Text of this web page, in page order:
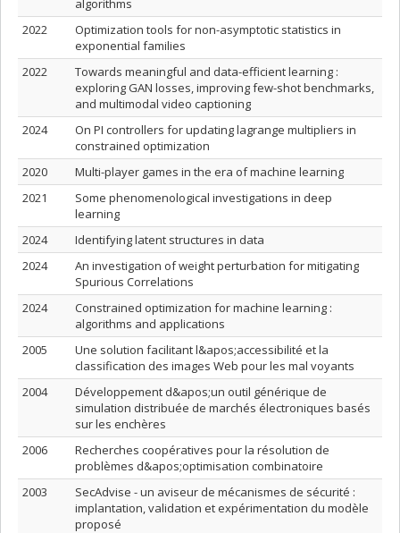
algorithms
2022
Optimization tools for non-asymptotic statistics in
exponential families
2022
Towards meaningful and data-efficient learning :
exploring GAN losses, improving few-shot benchmarks,
and multimodal video captioning
2024
On PI controllers for updating lagrange multipliers in
constrained optimization
2020
Multi-player games in the era of machine learning
2021
Some phenomenological investigations in deep
learning
2024
Identifying latent structures in data
2024
An investigation of weight perturbation for mitigating
Spurious Correlations
2024
Constrained optimization for machine learning :
algorithms and applications
2005
Une solution facilitant l&apos;accessibilité et la
classification des images Web pour les mal voyants
2004
Développement d&apos;un outil générique de
simulation distribuée de marchés électroniques basés
sur les enchères
2006
Recherches coopératives pour la résolution de
problèmes d&apos;optimisation combinatoire
2003
SecAdvise - un aviseur de mécanismes de sécurité :
implantation, validation et expérimentation du modèle
proposé